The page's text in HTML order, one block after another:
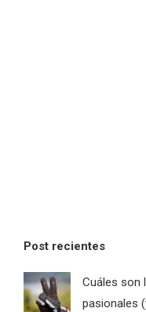
Post recientes
Cuáles son
pasionales